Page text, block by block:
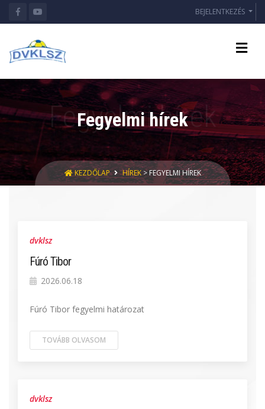
BEJELENTKEZÉS
Fegyelmi hírek
KEZDŐLAP HÍREK> FEGYELMI HÍREK
dvklsz
Fúró Tibor
2026.06.18
Fúró Tibor fegyelmi határozat
TOVÁBB OLVASOM
dvklsz